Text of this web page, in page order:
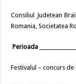
Consiliul Judetean
Romania, Societatea
Perioada
Festivalul – concurs